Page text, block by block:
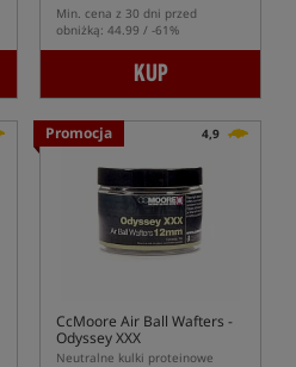
Min. cena z 30 dni przed
obniżką: 44.99 / -61%
KUP
Promocja 4,9
CcMoore Air Ball Wafters -
Odyssey XXX
Neutralne kulki proteinowe